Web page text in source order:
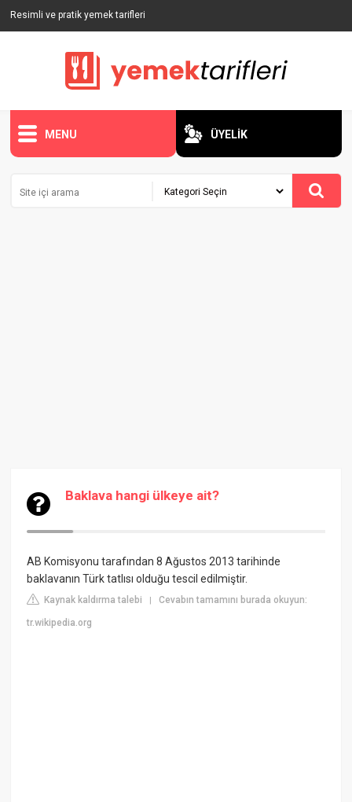
Resimli ve pratik yemek tarifleri
MENU ÜYELİK
Baklava hangi ülkeye ait?
AB Komisyonu tarafından 8 Ağustos 2013 tarihinde
baklavanın Türk tatlısı olduğu tescil edilmiştir.
Kaynak kaldırma talebi |Cevabın tamamını burada okuyun:
tr.wikipedia.org